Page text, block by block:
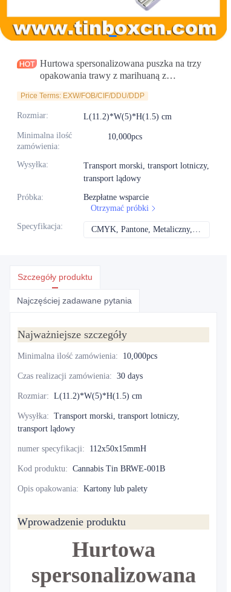
Hurtowa spersonalizowana puszka na trzy
opakowania trawy z marihuaną z
Price Terms: EXW/FOB/CIF/DDU/DDP
Rozmiar: L(11.2)*W(5)*H(1.5) cm
Minimalna ilość
zamówienia:
10,000pcs
Wysyłka:
Transport morski, transport lotniczy,
transport lądowy
Próbka:
Bezpłatne wsparcie
Otrzymać próbki
Specyfikacja: CMYK, Pantone, Metaliczny, Kolor spotowy itd.
Szczegóły produktu
Najczęściej zadawane pytania
Najważniejsze szczegóły
Minimalna ilość zamówienia: 10,000pcs
Czas realizacji zamówienia: 30 days
Rozmiar: L(11.2)*W(5)*H(1.5) cm
Wysyłka: Transport morski, transport lotniczy,
transport lądowy
numer specyfikacji: 112x50x15mmH
Kod produktu: Cannabis Tin BRWE-001B
Opis opakowania: Kartony lub palety
Wprowadzenie produktu
Hurtowa
spersonalizowana
Aktualności